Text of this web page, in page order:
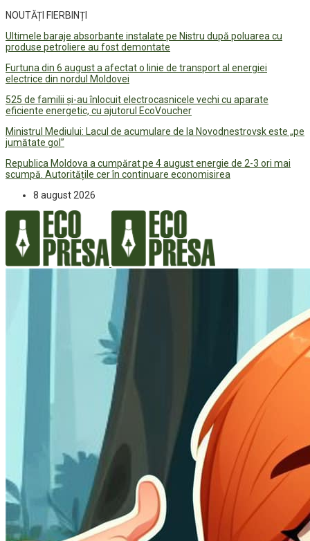
NOUTĂȚI FIERBINȚI
Ultimele baraje absorbante instalate pe Nistru după poluarea cu
produse petroliere au fost demontate
Furtuna din 6 august a afectat o linie de transport al energiei
electrice din nordul Moldovei
525 de familii și-au înlocuit electrocasnicele vechi cu aparate
eficiente energetic, cu ajutorul EcoVoucher
Ministrul Mediului: Lacul de acumulare de la Novodnestrovsk este „pe
jumătate gol”
Republica Moldova a cumpărat pe 4 august energie de 2-3 ori mai
scumpă. Autoritățile cer în continuare economisirea
8 august 2026